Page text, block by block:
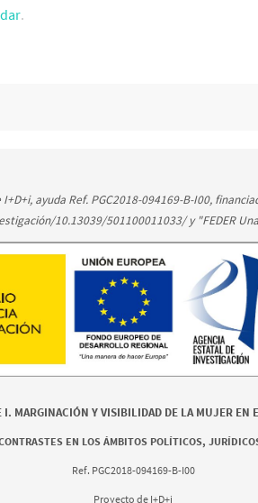
.
ayuda Ref. PGC2018-094169-B-I00,
10.13039/501100011033/ y "FEDER
MARGINACIÓN Y VISIBILIDAD DE LA MUJER EN
EN LOS ÁMBITOS POLÍTICOS,
Ref. PGC2018-094169-B-I00
Proyecto de I+D+i